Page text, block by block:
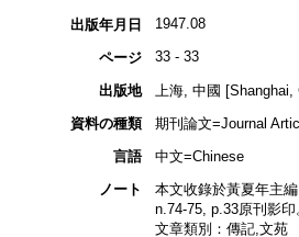
出版年月日 1947.08
ページ 33 - 33
出版地
上海, 中國 [Shanghai,
資料の種類
期刊論文=Journal
言語
中文=Chinese
ノート
本文收錄於黃夏年主
n.74-75, p.33原刊影印
文章類別：傳記,文苑